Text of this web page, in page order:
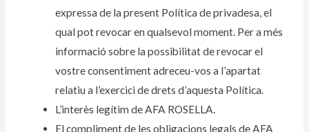
expressa de la present Política de privadesa, el
qual pot revocar en qualsevol moment. Per a més
informació sobre la possibilitat de revocar el
vostre consentiment adreceu-vos a l’apartat
relatiu a l’exercici de drets d’aquesta Política.
L’interès legítim de AFA ROSELLA.
El compliment de les obligacions legals de AFA